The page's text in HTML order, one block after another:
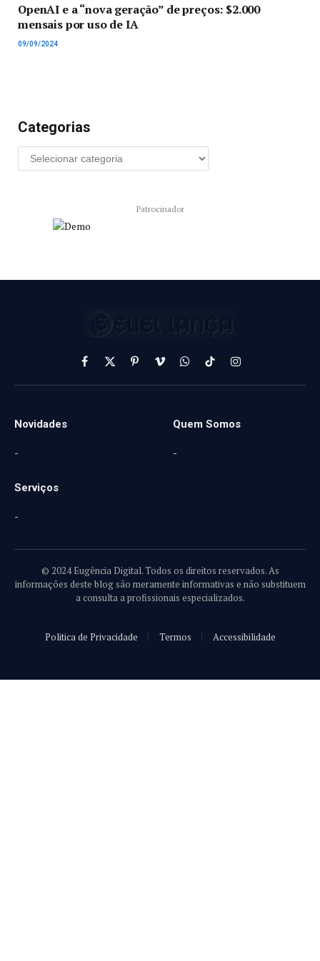
OpenAI e a “nova geração” de preços: $2.000
mensais por uso de IA
09/09/2024
Categorias
Patrocinador
Facebook
X
(Twitter)
PinterestVimeoWhatsApp
TikTokInstagram
Novidades
-
Quem Somos
-
Serviços
-
© 2024 Eugência Digital. Todos os direitos reservados. As
informações deste blog são meramente informativas e não substituem
a consulta a profissionais especializados.
Politica de Privacidade Termos Accessibilidade